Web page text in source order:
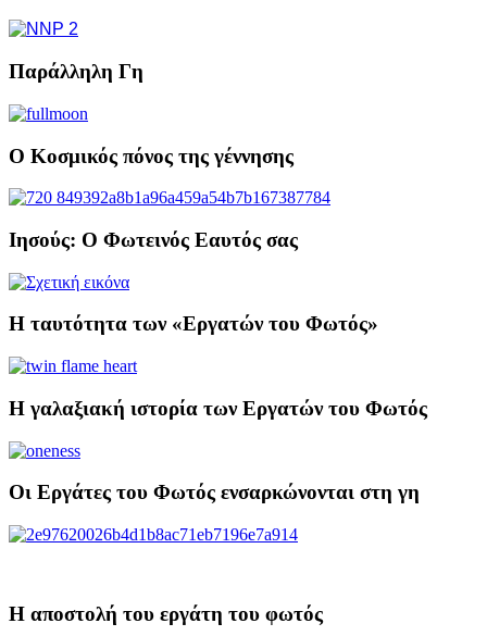
Παράλληλη Γη
Ο Κοσμικός πόνος της γέννησης
Ιησούς: Ο Φωτεινός Εαυτός σας
Η ταυτότητα των «Εργατών του Φωτός»
Η γαλαξιακή ιστορία των Εργατών του Φωτός
Οι Εργάτες του Φωτός ενσαρκώνονται στη γη
H αποστολή του εργάτη του φωτός